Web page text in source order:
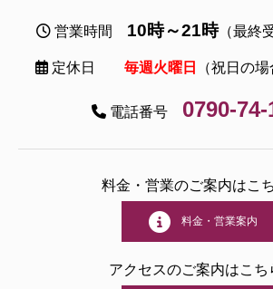
営業時間 10時～21時（最終
定休日 毎週火曜日 （祝日の
電話番号 0790-74-
料金・営業のご案内はこち
料金・営業案内
アクセスのご案内はこち